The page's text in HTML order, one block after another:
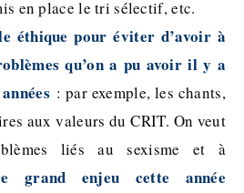
en place le tri sélectif, etc.
éthique pour éviter d’avoir à
qu’on a pu avoir il y a
: par exemple, les chants,
aux valeurs du CRIT. On veut
liés au sexisme et à
grand enjeu cette année